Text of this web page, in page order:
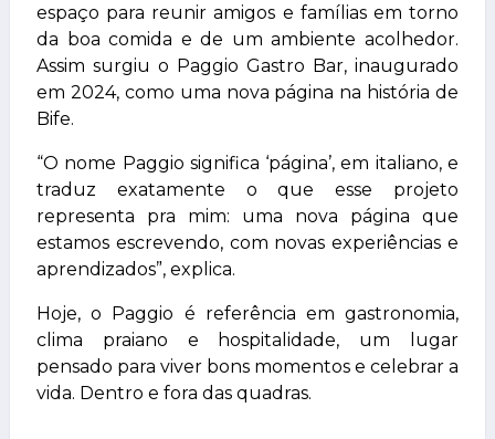
espaço para reunir amigos e famílias em torno
da boa comida e de um ambiente acolhedor.
Assim surgiu o Paggio Gastro Bar, inaugurado
em 2024, como uma nova página na história de
Bife.
“O nome Paggio significa ‘página’, em italiano, e
traduz exatamente o que esse projeto
representa pra mim: uma nova página que
estamos escrevendo, com novas experiências e
aprendizados”, explica.
Hoje, o Paggio é referência em gastronomia,
clima praiano e hospitalidade, um lugar
pensado para viver bons momentos e celebrar a
vida. Dentro e fora das quadras.